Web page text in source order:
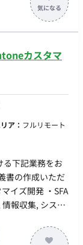
ーム体制構築や
す。 ・高卒1
時間：1記事
） ●WEBCASを
でのSEO分析
設置 2h
の数値変更
コラム記事の
マイクロCMS
成、ヒアリン
カスタマ
ア： フルリモート
る下記業務をお
書の作成いただ
報収集, システ
の回答（費用対